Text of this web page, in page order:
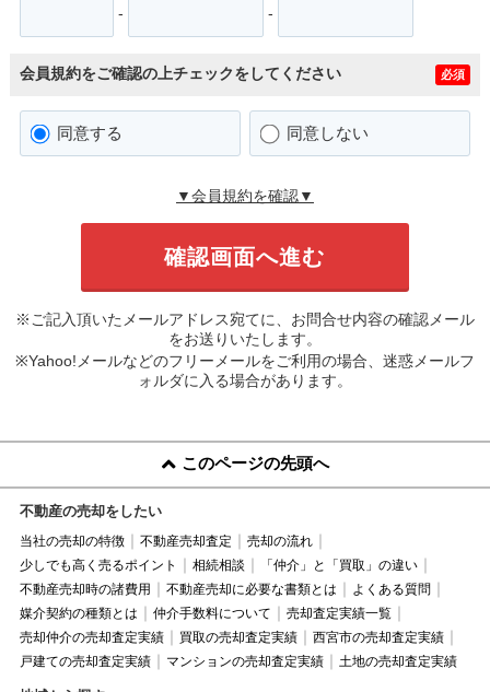
- -
会員規約をご確認の上チェックをしてください 必須
同意する 同意しない
▼会員規約を確認▼
※ご記入頂いたメールアドレス宛てに、お問合せ内容の確認メール
をお送りいたします。
※Yahoo!メールなどのフリーメールをご利用の場合、迷惑メールフ
ォルダに入る場合があります。
このページの先頭へ
不動産の売却をしたい
当社の売却の特徴 不動産売却査定
売却の流れ
少しでも高く売るポイント
相続相談
「仲介」と「買取」の違い
不動産売却時の諸費用
不動産売却に必要な書類とは
よくある質問
媒介契約の種類とは
仲介手数料について
売却査定実績一覧
売却仲介の売却査定実績
買取の売却査定実績
西宮市の売却査定実績
戸建ての売却査定実績
マンションの売却査定実績 土地の売却査定実績